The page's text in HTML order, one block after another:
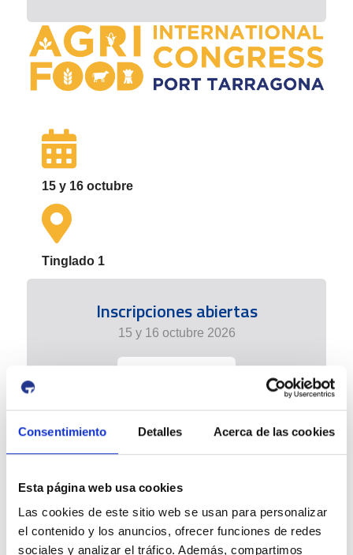
Consentimiento Detalles Acerca de las cookies
Esta página web usa cookies
Las cookies de este sitio web se usan para personalizar
el contenido y los anuncios, ofrecer funciones de redes
sociales y analizar el tráfico. Además, compartimos
15 y 16 octubre
Tinglado 1
Inscripciones abiertas
15 y 16 octubre 2026